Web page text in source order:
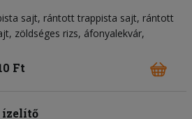
sajt, rántott trappista sajt, rántott
zöldséges rizs, áfonyalekvár,
Ft
ízelítő